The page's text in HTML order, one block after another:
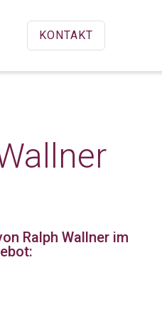
KONTAKT
Ralph Wallner im